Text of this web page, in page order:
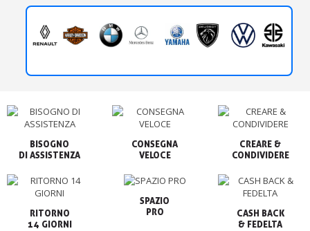
BISOGNO
CONSEGNA
VELOCE
CREARE &
CONDIVIDERE
RITORNO
14 GIORNI
SPAZIO
PRO
CASH BACK
& FEDELTA